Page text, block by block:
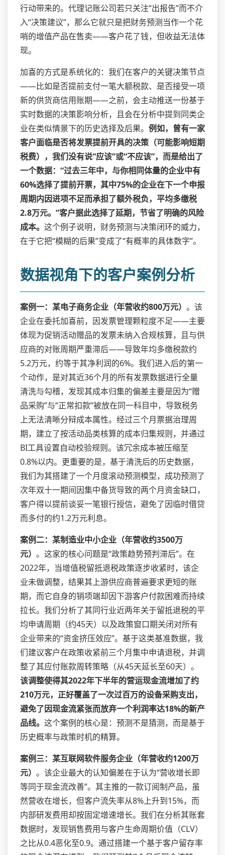
行动带来的。代理记账公司若只关注“出报告”而不介
入“决策建议”，那么它就只是把财务预测当作一个花
哨的增值产品在售卖——客户花了钱，但收益无法体
现。
加喜的方式是系统化的：我们在客户的关键决策节点
——比如是否提前支付一笔大额税款、是否接受一项
新的供货商信用账期——之前，会主动推送一份基于
实时数据的决策影响分析，且会在分析中提到同类企
业在类似情景下的历史选择及后果。 例如，曾有一家
客户面临是否将发票提前开具的决策（可能影响短期
税费），我们没有说“应该”或“不应该”，而是给出了
一个数据：“过去三年中，与你相同体量的企业中有
60%选择了提前开票，其中75%的企业在下一个申报
周期内因进项不足而承担了额外税负，平均多缴税
2.8万元。”客户据此选择了延期，节省了明确的风险
成本。 这个例子说明，财务预测与决策闭环的威力，
在于它把“模糊的后果”变成了“有概率的具体数字”。
数据视角下的客户案例分析
案例一：某电子商务企业（年营收约800万元） 。该
企业在委托加喜前，因发票管理颗粒度不足——主要
体现为促销活动赠品的发票未纳入合规核算，且与供
应商的对账周期严重滞后——导致年均多缴税款约
5.2万元，约等于其净利润的6%。我们进入后的第一
个动作，是对其近36个月的所有发票数据进行全量
清洗与勾稽，发现其成本归集的偏差主要是因为“赠
品采购”与“正常扣款”被放在同一科目中，导致税务
上无法清晰分辩成本属性。经过三个月票据治理周
期，建立了按活动品类核算的成本归集规则，并通过
BI工具设置自动校验规则。该冗余成本被压缩至
0.8%以内。更重要的是，基于清洗后的历史数据，
我们为其搭建了一个月度滚动预测模型，成功预测了
次年双十一期间因集中备货导致的两个月资金缺口，
客户得以提前谈妥一笔银行授信，避免了因临时借贷
而多付的约1.2万元利息。
案例二：某制造业中小企业（年营收约3500万
元） 。这家的核心问题是“政策趋势预判滞后”。在
2022年，当增值税留抵退税政策逐步收紧时，该企
业未做调整，结果其上游供应商普遍要求更短的账
期，而它自身的销项端却因下游客户付款困难而持续
拉长。我们分析了其同行业近两年关于留抵退税的平
均申请周期（约45天）以及政策窗口期关闭对所有
企业带来的“资金挤压效应”。基于这类基准数据，我
们建议客户在政策收紧前三个月集中申请退税，并调
整了其应付账款周转策略（从45天延长至60天）。
该调整使得其2022年下半年的营运现金流增加了约
210万元，正好覆盖了一次过百万的设备采购支出，
避免了因现金流紧张而放弃一个利润率达18%的新产
品线。 这个案例的核心是：预测不是猜测，而是基于
历史概率与政策时机的精算。
案例三：某互联网软件服务企业（年营收约1200万
元） 。该企业最大的认知偏差在于认为“营收增长即
等同于现金流改善”。其主推的一款订阅制产品，虽
然营收在增长，但客户流失率从8%上升到15%，而
内部研发费用却按固定增速增长。我们在分析其账套
数据时，发现销售费用与客户生命周期价值（CLV）
之比从0.4恶化至0.9。通过搭建一个基于客户留存率